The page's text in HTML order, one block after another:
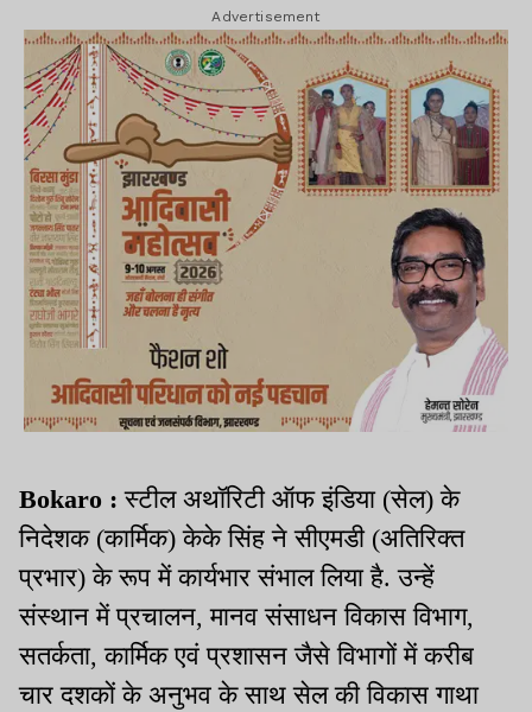
Advertisement
Bokaro :स्टील अथॉरिटी ऑफ इंडिया (सेल) के
निदेशक (कार्मिक) केके सिंह ने सीएमडी (अतिरिक्त
प्रभार) के रूप में कार्यभार संभाल लिया है. उन्हें
संस्थान में प्रचालन, मानव संसाधन विकास विभाग,
सतर्कता, कार्मिक एवं प्रशासन जैसे विभागों में करीब
चार दशकों के अनुभव के साथ सेल की विकास गाथा